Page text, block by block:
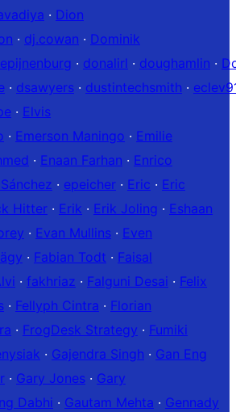
· Dion
· dj.cowan · Dominik
· donalirl · doughamlin ·
· dsawyers · dustintechsmith ·
· Elvis
· Emerson Maningo · Emilie
· Enaan Farhan · Enrico
· epeicher · Eric · Eric
Hitter · Erik · Erik Joling · Eshaan
· Evan Mullins · Even
· Fabian Todt · Faisal
· fakhriaz · Falguni Desai · Felix
· Fellyph Cintra · Florian
· FrogDesk Strategy · Fumiki
· Gajendra Singh · Gan Eng
· Gary Jones · Gary
Dabhi · Gautam Mehta · Gennady